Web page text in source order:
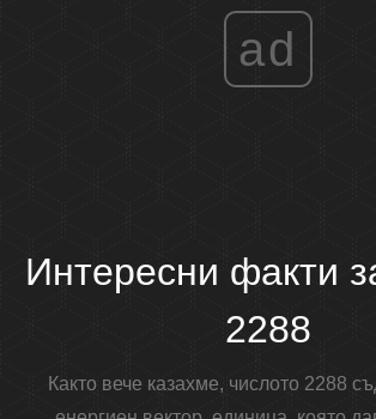
ad
Интересни факти
2288
Както вече казахме, числото 2288